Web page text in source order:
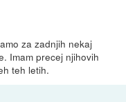
za zadnjih nekaj
Imam precej njihovih
teh letih.